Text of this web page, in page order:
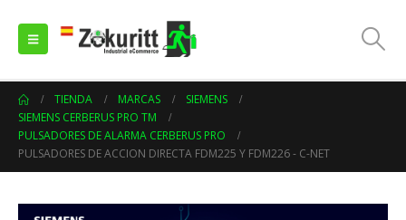
TIENDA MARCAS
SIEMENS
SIEMENS CERBERUS PRO TM
PULSADORES DE ALARMA CERBERUS PRO
PULSADORES DE ACCION DIRECTA FDM225 Y FDM226 - C-NET